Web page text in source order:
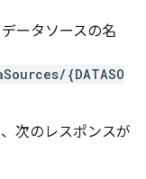
ータソースの名
{DATASO
次のレスポンスが